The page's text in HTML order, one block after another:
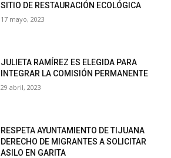
SITIO DE RESTAURACIÓN ECOLÓGICA
17 mayo, 2023
JULIETA RAMÍREZ ES ELEGIDA PARA
INTEGRAR LA COMISIÓN PERMANENTE
29 abril, 2023
RESPETA AYUNTAMIENTO DE TIJUANA
DERECHO DE MIGRANTES A SOLICITAR
ASILO EN GARITA